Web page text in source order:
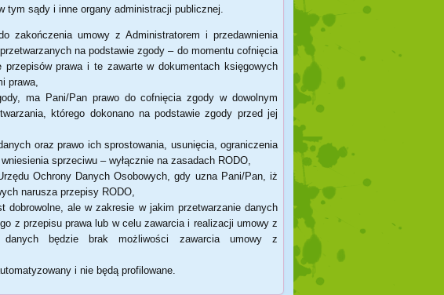
tym sądy i inne organy administracji publicznej.
zakończenia umowy z Administratorem i przedawnienia
na podstawie zgody – do momentu cofnięcia
prawa i te zawarte w dokumentach księgowych
prawa,
ma Pani/Pan prawo do cofnięcia zgody w dowolnym
którego dokonano na podstawie zgody przed jej
oraz prawo ich sprostowania, usunięcia, ograniczenia
sprzeciwu – wyłącznie na zasadach RODO,
Ochrony Danych Osobowych, gdy uzna Pani/Pan, iż
narusza przepisy RODO,
dobrowolne, ale w zakresie w jakim przetwarzanie danych
z przepisu prawa lub w celu zawarcia i realizacji umowy z
danych będzie brak możliwości zawarcia umowy z
i nie będą profilowane.